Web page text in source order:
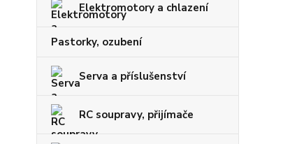
Elektromotory a chlazení
Pastorky, ozubení
Serva a příslušenství
RC soupravy, přijímače